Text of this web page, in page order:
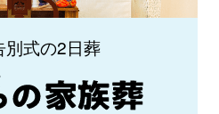
別式の2日葬